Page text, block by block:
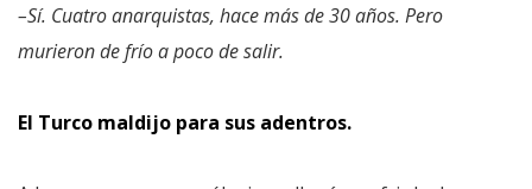
–Sí. Cuatro anarquistas, hace más de 30 años. Pero
murieron de frío a poco de salir.
El Turco maldijo para sus adentros.